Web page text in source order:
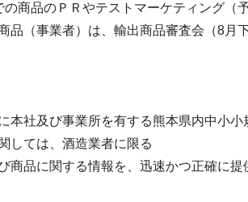
の商品のＰＲやテストマーケティング（予
品（事業者）は、輸出商品審査会（8月
対
社及び事業所を有する熊本県内中小小
ては、酒造業者に限る
品に関する情報を、迅速かつ正確に提